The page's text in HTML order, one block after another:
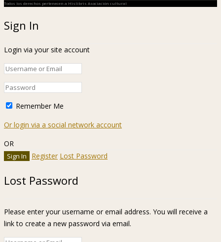
Todos los derechos pertenecen a Hislibris Asociación cultural
Sign In
Login via your site account
Remember Me
Or login via a social network account
OR
Register Lost Password
Lost Password
Please enter your username or email address. You will receive a
link to create a new password via email.